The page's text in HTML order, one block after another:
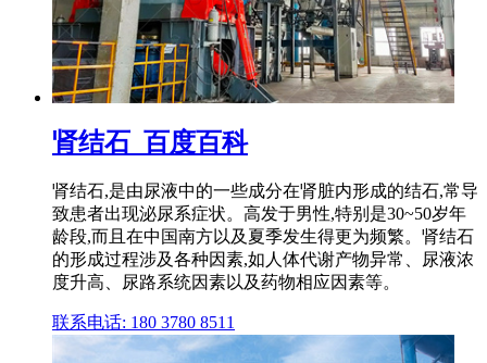
肾结石_百度百科
肾结石,是由尿液中的一些成分在肾脏内形成的结石,常导
致患者出现泌尿系症状。高发于男性,特别是30~50岁年
龄段,而且在中国南方以及夏季发生得更为频繁。肾结石
的形成过程涉及各种因素,如人体代谢产物异常、尿液浓
度升高、尿路系统因素以及药物相应因素等。
联系电话: 180 3780 8511